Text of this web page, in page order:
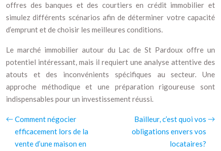
offres des banques et des courtiers en crédit immobilier et
simulez différents scénarios afin de déterminer votre capacité
d’emprunt et de choisir les meilleures conditions.
Le marché immobilier autour du Lac de St Pardoux offre un
potentiel intéressant, mais il requiert une analyse attentive des
atouts et des inconvénients spécifiques au secteur. Une
approche méthodique et une préparation rigoureuse sont
indispensables pour un investissement réussi.
Comment négocier
efficacement lors de la
vente d’une maison en
Bailleur, c’est quoi vos
obligations envers vos
locataires?